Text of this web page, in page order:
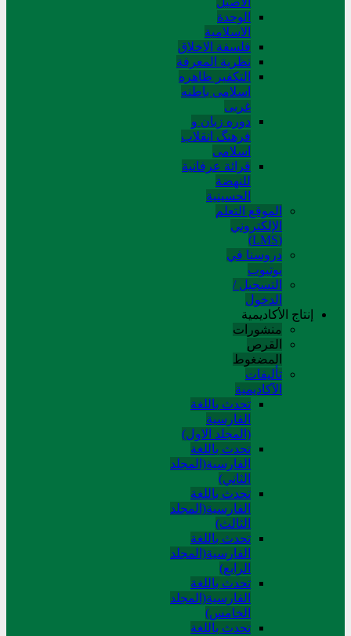
الوحدة
الاسلامیة
فلسفة الاخلاق
نظریة المعرفة
التکفیر ظاهره
اسلامی باطنه
غربی
دوره زبان و
فرهنگ انقلاب
اسلامی
قرائة عرفانیة
للنهضة
الحسینیة
الموقع التعلم
الإلکتروني
(LMS)
دروسنا في
يوتيوب
التسجيل /
الدخول
إنتاج الأكاديمية
منشورات
القرص
المضغوط
تألیفات
الآکادیمیة
تحدث باللغة
الفارسية
(المجلد الاول)
تحدث باللغة
الفارسية(المجلد
الثاني)
تحدث باللغة
الفارسية(المجلد
الثالث)
تحدث باللغة
الفارسية(المجلد
الرابع)
تحدث باللغة
الفارسية(المجلد
الخامس)
تحدث باللغة